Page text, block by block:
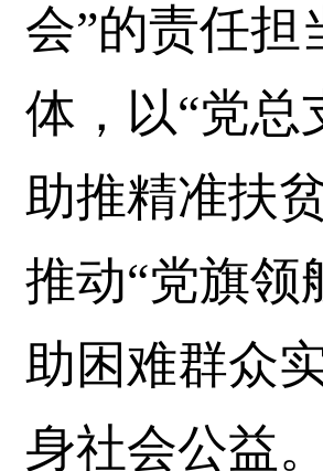
会”的责任担
体，以“党总
助推精准扶
推动“党旗领
助困难群众
身社会公益